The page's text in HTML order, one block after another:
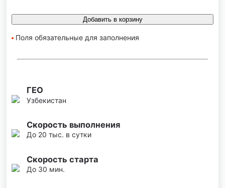
Добавить в корзину
Поля обязательные для заполнения
ГЕО
Узбекистан
Скорость выполнения
До 20 тыс. в сутки
Скорость старта
До 30 мин.